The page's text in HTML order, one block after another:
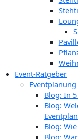
Event-Ratgeber
Blog: In
Blog:
Blog:
Blog: